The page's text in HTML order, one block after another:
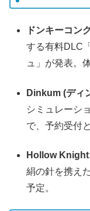
ドンキーコン
する有料DLC
ュ」が発表。
Dinkum (ディ
シミュレーシ
で、予約受付
Hollow
絹の針を携え
予定。